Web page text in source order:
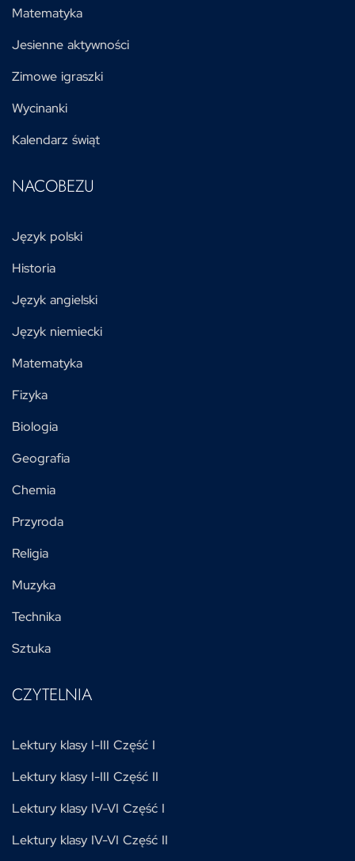
Matematyka
Jesienne aktywności
Zimowe igraszki
Wycinanki
Kalendarz świąt
NACOBEZU
Język polski
Historia
Język angielski
Język niemiecki
Matematyka
Fizyka
Biologia
Geografia
Chemia
Przyroda
Religia
Muzyka
Technika
Sztuka
CZYTELNIA
Lektury klasy I-III Część I
Lektury klasy I-III Część II
Lektury klasy IV-VI Część I
Lektury klasy IV-VI Część II